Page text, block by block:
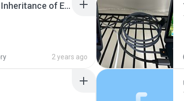
Wrath & Glory - Aeldari - Inheritance of Embers.pdf
2 years ago